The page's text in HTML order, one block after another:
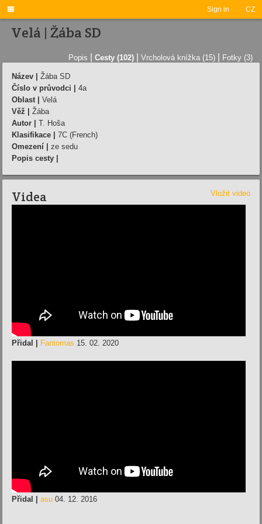
Sign in CZ

Velá | Žába SD
Popis Cesty (102) Vrcholová knížka (15) Fotky (3)
Název |
Žába SD
Číslo v průvodci |
4a
Oblast |
Velá
Věž |
Žába
Autor |
T. Hoša
Klasifikace |
7C (French)
Omezení |
ze sedu
Popis cesty |
Videa Vložit video
Přidal | Fantomas 15. 02. 2020
Přidal | asu 04. 12. 2016